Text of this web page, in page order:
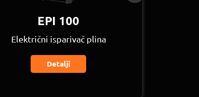
EPI 100
Električni isparivač plina
Detalji